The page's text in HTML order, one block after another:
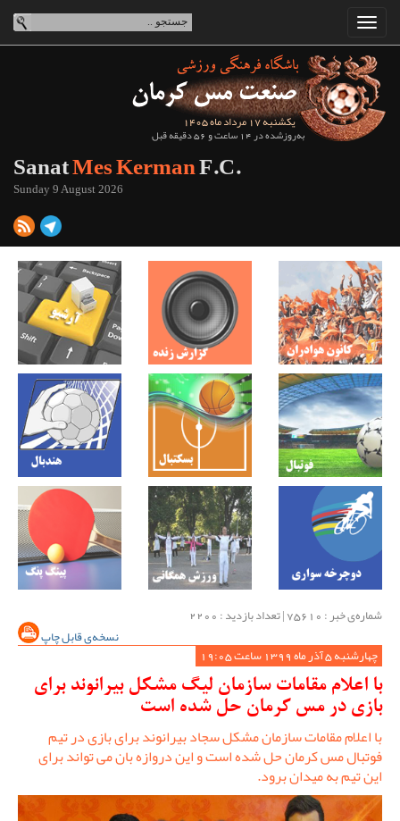
یکشنبه 17 مرداد ماه 1405
به‌روزشده در 14 ساعت و 56 دقیقه قبل
SanatMes KermanF.C.
Sunday 9 August 2026
شماره‌ی خبر : ‌75610 | تعداد بازدید : 2200
نسخه‌ی قابل چاپ
چهارشنبه 5 آذر ماه 1399 ساعت 19:05
با اعلام مقامات سازمان لیگ مشکل بیرانوند برای
بازی در مس کرمان حل شده است
با اعلام مقامات سازمان مشکل سجاد بیرانوند برای بازی در تیم
فوتبال مس کرمان حل شده است و این دروازه بان می تواند برای
این تیم به میدان برود.